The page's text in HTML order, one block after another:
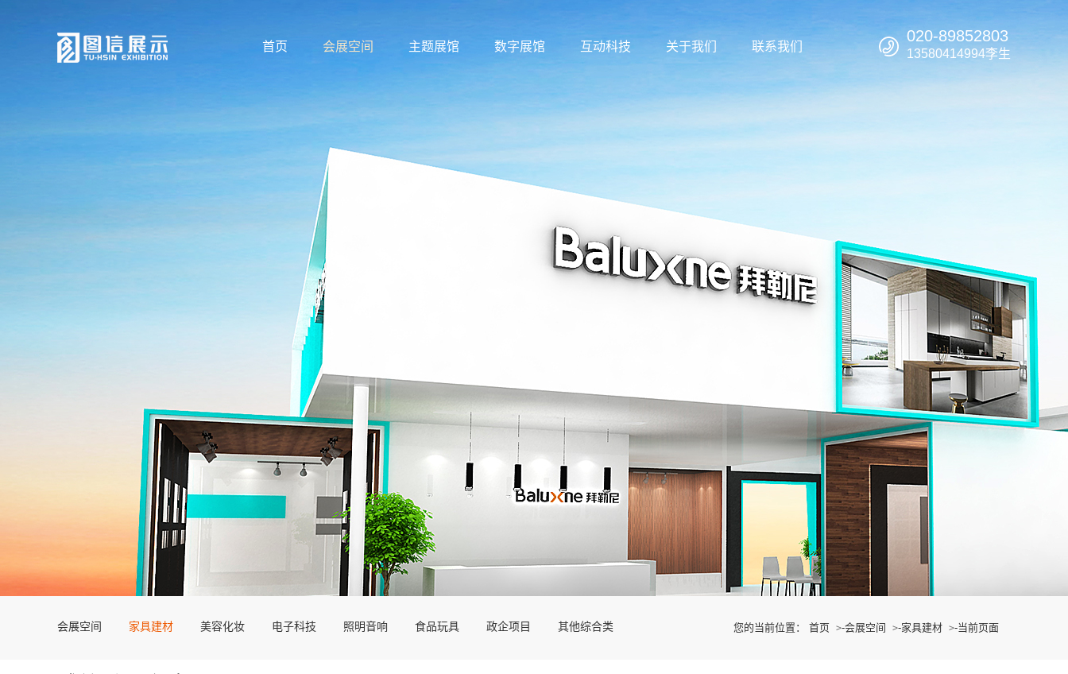
首页 会展空间 主题展馆 数字展馆 互动科技 关于我们 联系我们
020-89852803
13580414994李生
会展空间 家具建材 美容化妆 电子科技 照明音响 食品玩具 政企项目 其他综合类 您的当前位置： 首页 -会展空间 -家具建材 -当前页面